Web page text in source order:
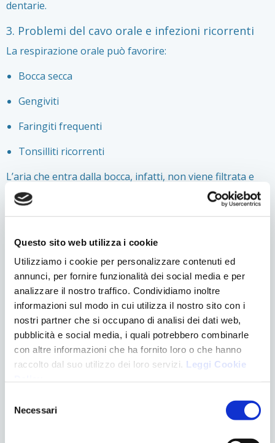
Questo sito web utilizza i cookie
Utilizziamo i cookie per personalizzare contenuti ed
annunci, per fornire funzionalità dei social media e per
analizzare il nostro traffico. Condividiamo inoltre
informazioni sul modo in cui utilizza il nostro sito con i
nostri partner che si occupano di analisi dei dati web,
pubblicità e social media, i quali potrebbero combinarle
con altre informazioni che ha fornito loro o che hanno
raccolto dal suo utilizzo dei loro servizi. Leggi Cookie
delNecessari
dentarie.
3. Problemi del cavo orale e infezioni ricorrenti
La respirazione orale può favorire:
Bocca secca
Gengiviti
Faringiti frequenti
Tonsilliti ricorrenti
L’aria che entra dalla bocca, infatti, non viene filtrata e
umidificata come avviene nel naso.
Come capire se un bambino respira con la
Bocca sempre aperta
Russamento notturno
Sonno agitato
Occhiaie evidenti
Difficoltà a mantenere le labbra chiuse a riposo
Riniti frequenti